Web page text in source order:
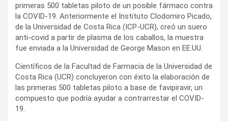
primeras 500 tabletas piloto de un posible fármaco contra
la COVID-19. Anteriormente el Instituto Clodomiro Picado,
de la Universidad de Costa Rica (ICP-UCR), creó un suero
anti-covid a partir de plasma de los caballos, la muestra
fue enviada a la Universidad de George Mason en EE.UU.
Científicos de la Facultad de Farmacia de la Universidad de
Costa Rica (UCR) concluyeron con éxito la elaboración de
las primeras 500 tabletas piloto a base de favipiravir, un
compuesto que podría ayudar a contrarrestar el COVID-
19.